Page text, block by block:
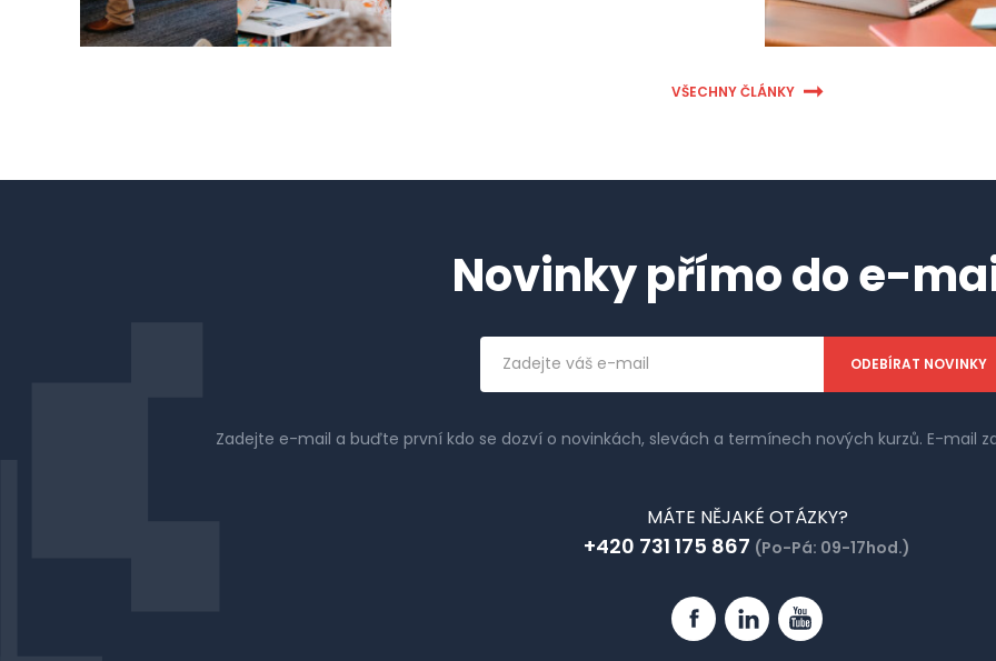
VŠECHNY ČLÁNKY
Novinky přímo do e-
Emailová
adresa
Zadejte e-mail a buďte první kdo se dozví o novinkách, slevách a termínech nových kurzů. E-mail
MÁTE NĚJAKÉ OTÁZKY?
+420 731 175 867 (Po-Pá: 09-17hod.)
FacebookLinkedinYouTube